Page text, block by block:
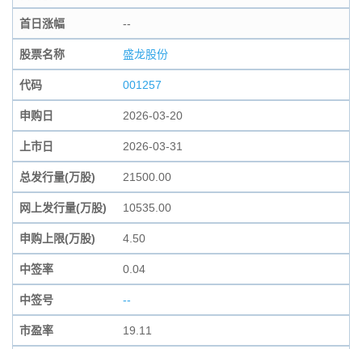
首日涨幅 --
股票名称 盛龙股份
代码 001257
申购日 2026-03-20
上市日 2026-03-31
总发行量(万股) 21500.00
网上发行量(万股) 10535.00
申购上限(万股) 4.50
中签率 0.04
中签号 --
市盈率 19.11